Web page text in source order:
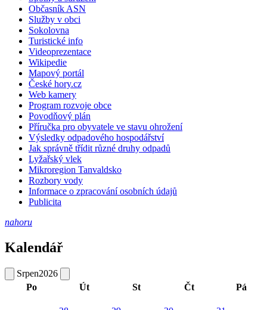
Občasník ASN
Služby v obci
Sokolovna
Turistické info
Videoprezentace
Wikipedie
Mapový portál
České hory.cz
Web kamery
Program rozvoje obce
Povodňový plán
Příručka pro obyvatele ve stavu ohrožení
Výsledky odpadového hospodářství
Jak správně třídit různé druhy odpadů
Lyžařský vlek
Mikroregion Tanvaldsko
Rozbory vody
Informace o zpracování osobních údajů
Publicita
nahoru
Kalendář
Srpen2026
Po
Út St Čt Pá